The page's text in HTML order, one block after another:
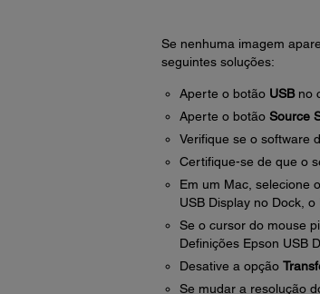
Se nenhuma imagem
seguintes soluções:
Aperte o botão USBno
Aperte o botão Source
Verifique se o software
Certifique-se de que o
Em um Mac, selecione
USB Display no Dock,
Se o cursor do mouse
Definições Epson USB
Desative a opção
Se mudar a resolução